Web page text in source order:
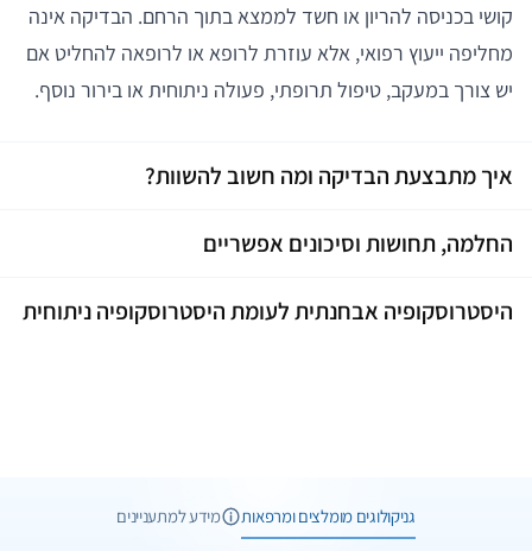
קושי בכניסה להריון או חשד לממצא בתוך הרחם. הבדיקה אינה
מחליפה ייעוץ רפואי, אלא עוזרת לרופא או לרופאה להחליט אם
יש צורך במעקב, טיפול תרופתי, פעולה ניתוחית או בירור נוסף.
איך מתבצעת הבדיקה ומה חשוב להשוות?
החלמה, תחושות וסיכונים אפשריים
היסטרוסקופיה אבחנתית לעומת היסטרוסקופיה ניתוחית
גניקולוגים מומלצים ומרפאות מידע למתעניינים
1 תמונות